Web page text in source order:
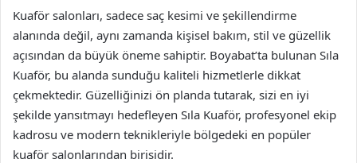
Kuaför salonları, sadece saç kesimi ve şekillendirme
alanında değil, aynı zamanda kişisel bakım, stil ve güzellik
açısından da büyük öneme sahiptir. Boyabat’ta bulunan Sıla
Kuaför, bu alanda sunduğu kaliteli hizmetlerle dikkat
çekmektedir. Güzelliğinizi ön planda tutarak, sizi en iyi
şekilde yansıtmayı hedefleyen Sıla Kuaför, profesyonel ekip
kadrosu ve modern teknikleriyle bölgedeki en popüler
kuaför salonlarından birisidir.